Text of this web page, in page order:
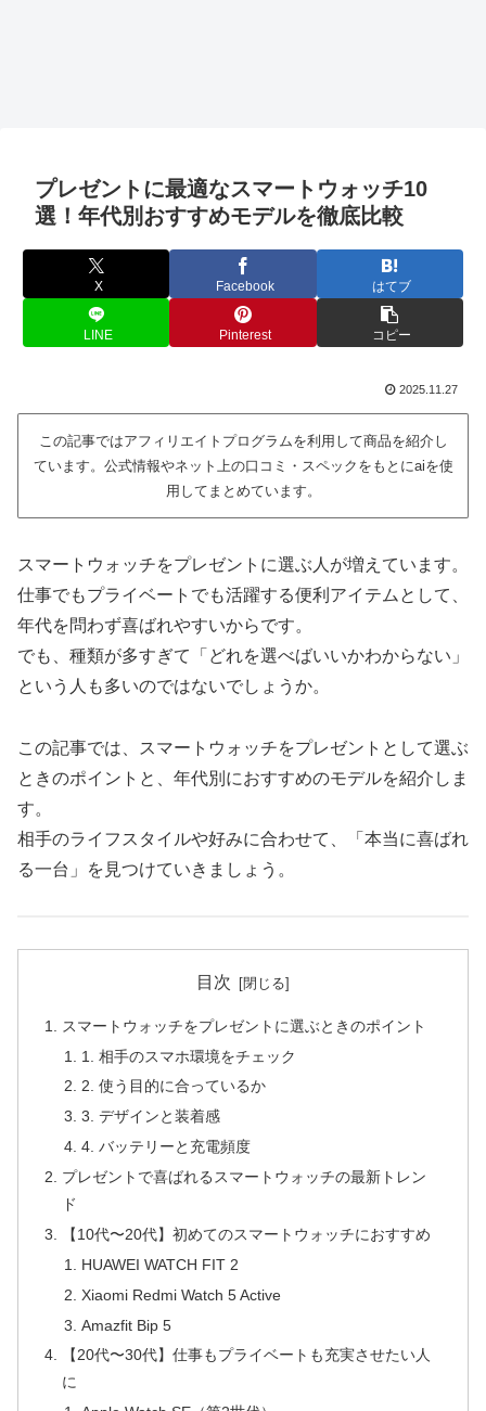
プレゼントに最適なスマートウォッチ10
選！年代別おすすめモデルを徹底比較
X Facebook はてブ
LINE Pinterest コピー
2025.11.27
この記事ではアフィリエイトプログラムを利用して商品を紹介し
ています。公式情報やネット上の口コミ・スペックをもとにaiを使
用してまとめています。
スマートウォッチをプレゼントに選ぶ人が増えています。
仕事でもプライベートでも活躍する便利アイテムとして、
年代を問わず喜ばれやすいからです。
でも、種類が多すぎて「どれを選べばいいかわからない」
という人も多いのではないでしょうか。
この記事では、スマートウォッチをプレゼントとして選ぶ
ときのポイントと、年代別におすすめのモデルを紹介しま
す。
相手のライフスタイルや好みに合わせて、「本当に喜ばれ
る一台」を見つけていきましょう。
目次
スマートウォッチをプレゼントに選ぶときのポイント
1. 相手のスマホ環境をチェック
2. 使う目的に合っているか
3. デザインと装着感
4. バッテリーと充電頻度
プレゼントで喜ばれるスマートウォッチの最新トレン
ド
【10代〜20代】初めてのスマートウォッチにおすすめ
HUAWEI WATCH FIT 2
Xiaomi Redmi Watch 5 Active
Amazfit Bip 5
【20代〜30代】仕事もプライベートも充実させたい人
に